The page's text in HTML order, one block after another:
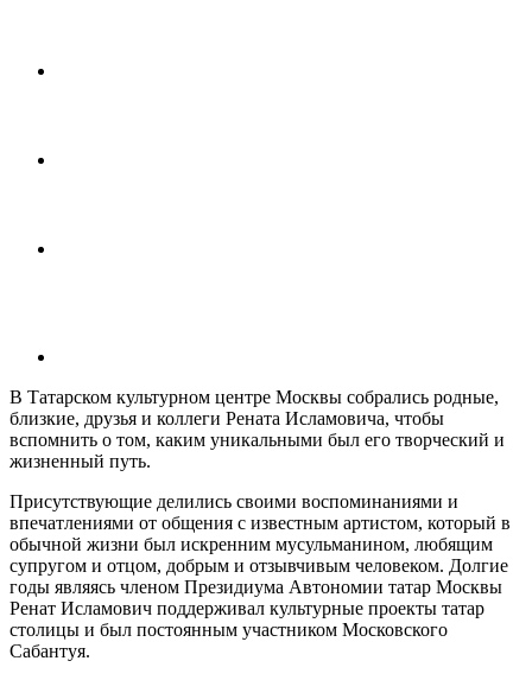
В Татарском культурном центре Москвы собрались родные,
близкие, друзья и коллеги Рената Исламовича, чтобы
вспомнить о том, каким уникальными был его творческий и
жизненный путь.
Присутствующие делились своими воспоминаниями и
впечатлениями от общения с известным артистом, который в
обычной жизни был искренним мусульманином, любящим
супругом и отцом, добрым и отзывчивым человеком. Долгие
годы являясь членом Президиума Автономии татар Москвы
Ренат Исламович поддерживал культурные проекты татар
столицы и был постоянным участником Московского
Сабантуя.